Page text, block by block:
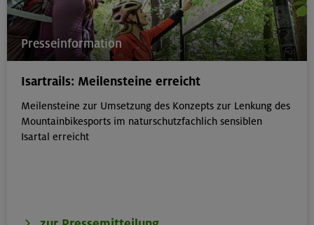
Presseinformation
Isartrails: Meilensteine erreicht
Meilensteine zur Umsetzung des Konzepts zur Lenkung des
Mountainbikesports im naturschutzfachlich sensiblen
Isartal erreicht